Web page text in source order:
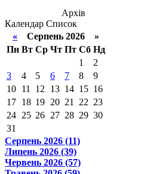
Архів
Календар Список
« Серпень 2026 »
Пн Вт Ср Чт Пт Сб Нд
1
2
3
4 5 6 7 8
9
10 11 12 13 14 15 16
17 18 19 20 21 22 23
24 25 26 27 28 29 30
31
Серпень 2026 (11)
Липень 2026 (39)
Червень 2026 (57)